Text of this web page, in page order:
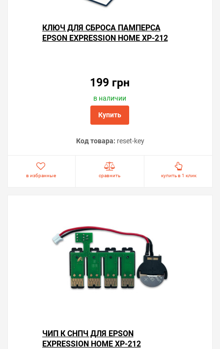
КЛЮЧ ДЛЯ СБРОСА ПАМПЕРСА
EPSON EXPRESSION HOME XP-212
199 грн
в наличии
Купить
Код товара: reset-key
в избранные сравнить купить в 1 клик
ЧИП К СНПЧ ДЛЯ EPSON
EXPRESSION HOME XP-212